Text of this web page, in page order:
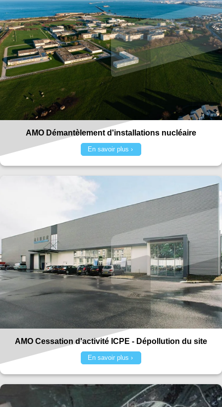
AMO Démantèlement d'installations nucléaire
En savoir plus
AMO Cessation d'activité ICPE - Dépollution du site
En savoir plus